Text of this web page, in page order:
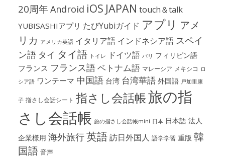
20周年Android iOS JAPAN touch＆talk
YUBISASHIアプリ たびYubiガイド アプリ アメ
リカ アメリカ英語 イタリア語 インドネシア語 スペイ
ン語 タイ タイ語 トイレ ドイツ語 パリ フィリピン語
フランス フランス語ベトナム語 マレーシア メキシコ ロ
シア語 ワンテーマ 中国語 台湾 台湾華語 外国語 戸加里康
子 指さし会話シート 指さし会話帳旅の指
さし会話帳 旅の指さし会話帳mini 日本 日本語 法人
企業様用 海外旅行英語訪日外国人 語学学習 重版 韓
国語 音声